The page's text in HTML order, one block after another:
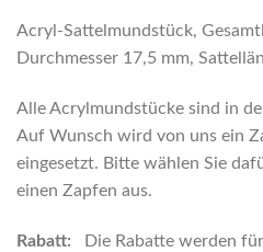
Acryl-Sattelmundstück,
Durchmesser 17,5 mm,
Alle Acrylmundstücke sind in
Auf Wunsch wird von uns ein
eingesetzt. Bitte wählen Sie
einen Zapfen aus.
Rabatt:
Die Rabatte werden